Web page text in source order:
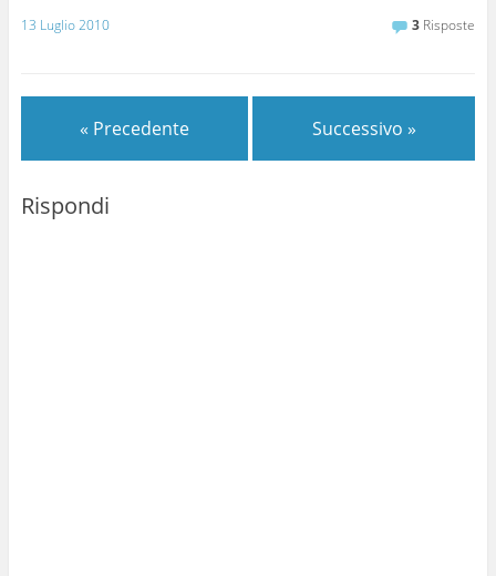
13 Luglio 2010 3 Risposte
« Precedente Successivo »
Rispondi